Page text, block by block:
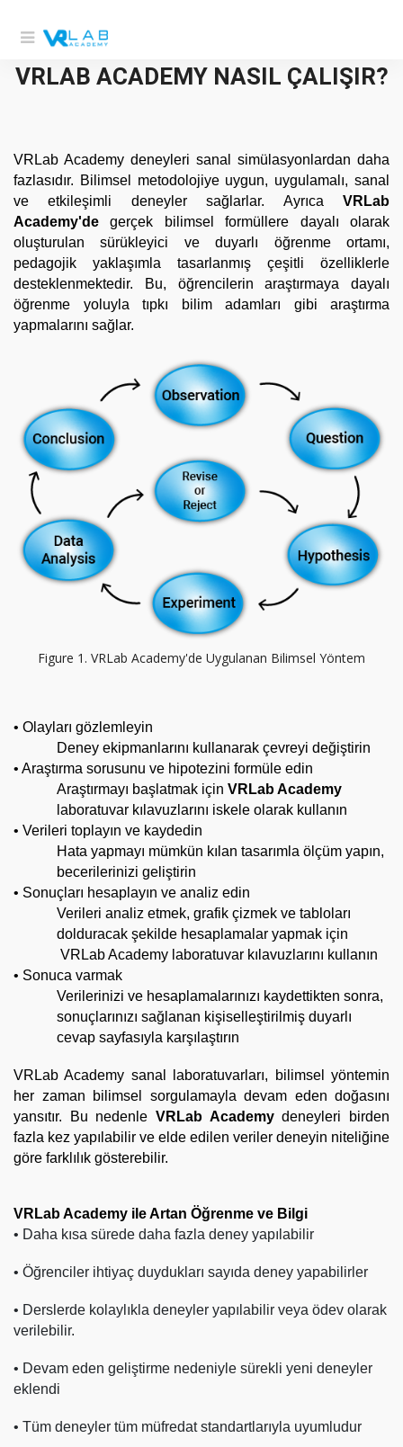
VRLAB ACADEMY NASIL ÇALIŞIR?
VRLab Academy deneyleri sanal simülasyonlardan daha
fazlasıdır. Bilimsel metodolojiye uygun, uygulamalı, sanal
ve etkileşimli deneyler sağlarlar. Ayrıca VRLab
Academy'de gerçek bilimsel formüllere dayalı olarak
oluşturulan sürükleyici ve duyarlı öğrenme ortamı,
pedagojik yaklaşımla tasarlanmış çeşitli özelliklerle
desteklenmektedir. Bu, öğrencilerin araştırmaya dayalı
öğrenme yoluyla tıpkı bilim adamları gibi araştırma
yapmalarını sağlar.
Figure 1. VRLab Academy'de Uygulanan Bilimsel Yöntem
• Olayları gözlemleyin
Deney ekipmanlarını kullanarak çevreyi değiştirin
• Araştırma sorusunu ve hipotezini formüle edin
Araştırmayı başlatmak için VRLab Academy
laboratuvar kılavuzlarını iskele olarak kullanın
• Verileri toplayın ve kaydedin
Hata yapmayı mümkün kılan tasarımla ölçüm yapın,
becerilerinizi geliştirin
• Sonuçları hesaplayın ve analiz edin
Verileri analiz etmek, grafik çizmek ve tabloları
dolduracak şekilde hesaplamalar yapmak için
VRLab Academy laboratuvar kılavuzlarını kullanın
• Sonuca varmak
Verilerinizi ve hesaplamalarınızı kaydettikten sonra,
sonuçlarınızı sağlanan kişiselleştirilmiş duyarlı
cevap sayfasıyla karşılaştırın
VRLab Academy sanal laboratuvarları, bilimsel yöntemin
her zaman bilimsel sorgulamayla devam eden doğasını
yansıtır. Bu nedenle VRLab Academy deneyleri birden
fazla kez yapılabilir ve elde edilen veriler deneyin niteliğine
göre farklılık gösterebilir.
VRLab Academy ile Artan Öğrenme ve Bilgi
• Daha kısa sürede daha fazla deney yapılabilir
• Öğrenciler ihtiyaç duydukları sayıda deney yapabilirler
• Derslerde kolaylıkla deneyler yapılabilir veya ödev olarak
verilebilir.
• Devam eden geliştirme nedeniyle sürekli yeni deneyler
eklendi
• Tüm deneyler tüm müfredat standartlarıyla uyumludur